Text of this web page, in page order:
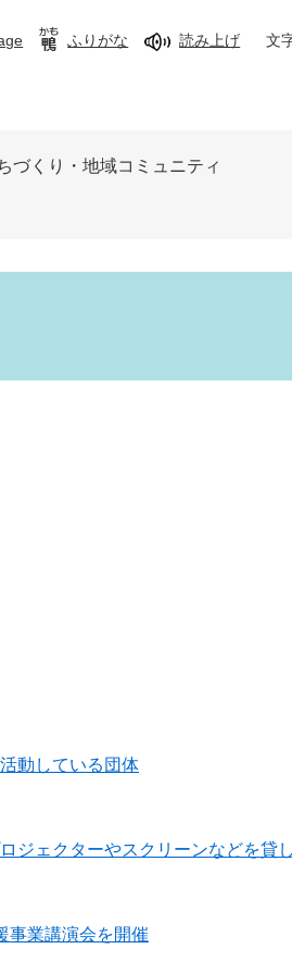
ふりがな 読み上げ 文
づくり・地域コミュニティ
動している団体
ジェクターやスクリーンなどを貸
事業講演会を開催